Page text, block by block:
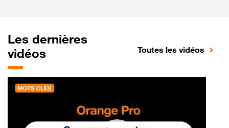
Les dernières
vidéos
Toutes les vidéos